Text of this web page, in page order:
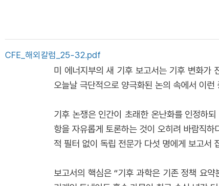
CFE_해외칼럼_25-32.pdf
미 에너지부의 새 기후 보고서는 기후 변화가
오늘날 극단적으로 양극화된 논의 속에서 이
기후 논쟁은 인간이 초래한 온난화를 인정하
항을 자유롭게 토론하는 것이 오히려 바람직
적 필터 없이 독립 전문가 다섯 명에게 보고서
보고서의 핵심은 “기후 과학은 기존 정책 요